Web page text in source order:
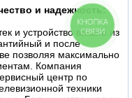
и надежность:
и устройство вышло из
и после
позволяя максимально
Компания
центр по
техники
КНОПКА
СВЯЗИ